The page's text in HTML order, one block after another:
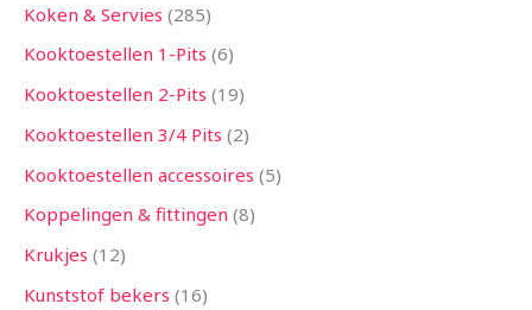
Koken & Servies 285
Kooktoestellen 1-Pits 6
Kooktoestellen 2-Pits 19
Kooktoestellen 3/4 Pits 2
Kooktoestellen accessoires 5
Koppelingen & fittingen 8
Krukjes 12
Kunststof bekers 16